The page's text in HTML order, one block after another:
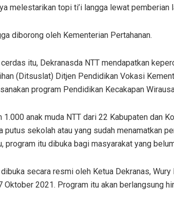
melestarikan topi ti’i langga lewat
diborong oleh Kementerian Pertahanan.
itu, Dekranasda NTT mendapatkan
(Ditsuslat) Ditjen Pendidikan Vokasi
program Pendidikan Kecakapan
anak muda NTT dari 22 Kabupaten dan
putus sekolah atau yang sudah menamatkan
program itu dibuka bagi masyarakat yang
secara resmi oleh Ketua Dekranas, Wury
Oktober 2021. Program itu akan berlangsung